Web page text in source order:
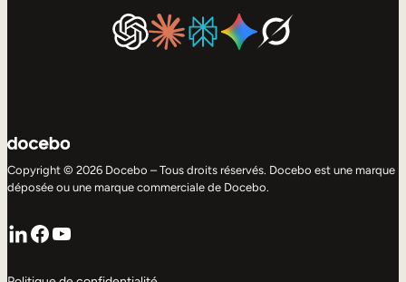
Copyright © 2026 Docebo – Tous droits réservés. Docebo est une marque
déposée ou une marque commerciale de Docebo.
LinkedIn
Facebook
YouTube